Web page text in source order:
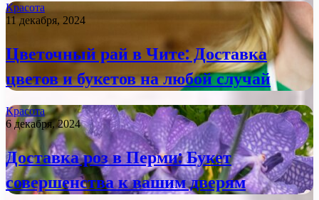
Красота
11 декабря, 2024
Цветочный рай в Чите: Доставка
цветов и букетов на любой случай
Красота
6 декабря, 2024
Доставка роз в Перми: Букет
совершенства к вашим дверям